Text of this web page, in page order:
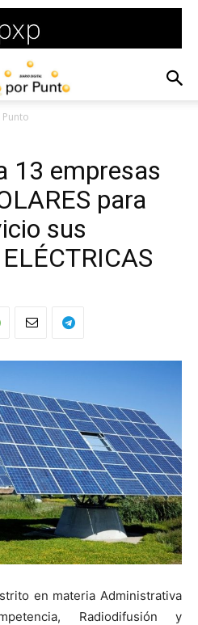
Punto
13 empresas
para
sus
en materia Administrativa
Radiodifusión y